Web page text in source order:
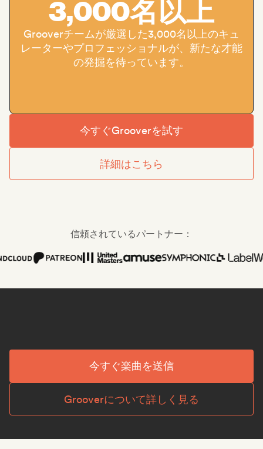
3,000名以上
Grooverチームが厳選した3,000名以上のキュ
レーターやプロフェッショナルが、新たな才能
の発掘を待っています。
今すぐGrooverを試す
詳細はこちら
信頼されているパートナー：
今すぐ楽曲を送信
Grooverについて詳しく見る